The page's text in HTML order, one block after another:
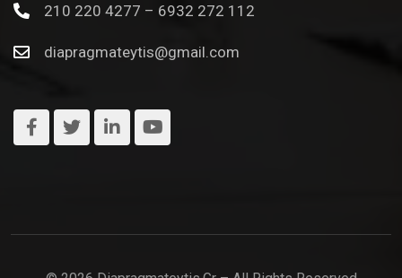
210 220 4277 – 6932 272 112
diapragmateytis@gmail.com